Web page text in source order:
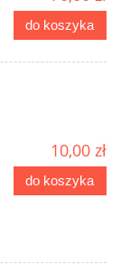
do koszyka
10,00 zł
do koszyka